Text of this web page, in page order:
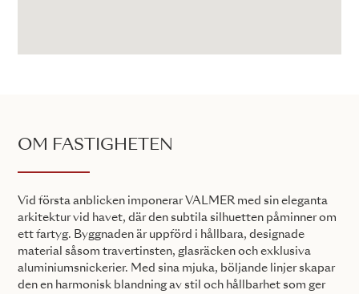
OM FASTIGHETEN
Vid första anblicken imponerar VALMER med sin eleganta
arkitektur vid havet, där den subtila silhuetten påminner om
ett fartyg. Byggnaden är uppförd i hållbara, designade
material såsom travertinsten, glasräcken och exklusiva
aluminiumsnickerier. Med sina mjuka, böljande linjer skapar
den en harmonisk blandning av stil och hållbarhet som ger